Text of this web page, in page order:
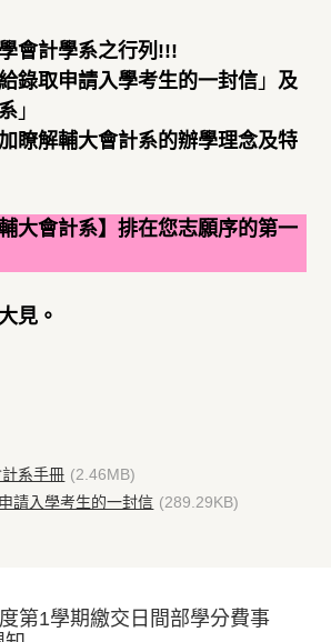
會計學系之行列!!!
錄取申請入學考生的一封信 」及
」
瞭解輔大會計系的辦學理念及特
大會計系】排在您志願序的第一
見。
系手冊 (2.46MB)
請入學考生的一封信 (289.29KB)
第1學期繳交日間部學分費事